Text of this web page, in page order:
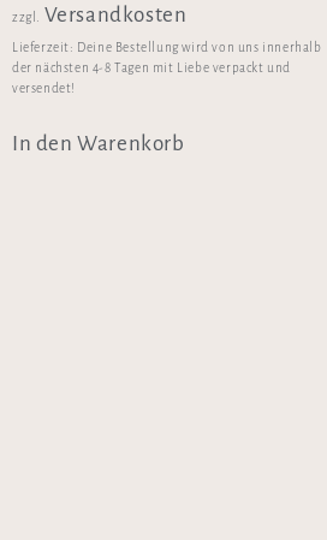
zzgl. Versandkosten
Lieferzeit: Deine Bestellung wird von uns innerhalb
der nächsten 4-8 Tagen mit Liebe verpackt und
versendet!
In den Warenkorb